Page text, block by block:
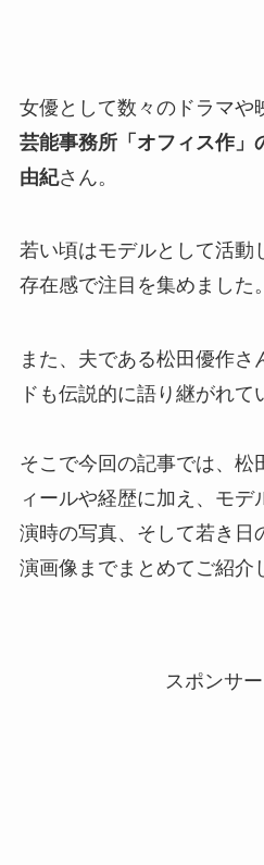
女優として数々のドラマや
芸能事務所「オフィス作」
由紀さん。
若い頃はモデルとして活動
存在感で注目を集めました。
また、夫である松田優作さ
ドも伝説的に語り継がれて
そこで今回の記事では、松
ィールや経歴に加え、モデ
演時の写真、そして若き日
演画像までまとめてご紹介
スポンサ